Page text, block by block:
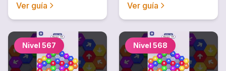
Ver guía
Ver guía
Nivel 567 Nivel 568